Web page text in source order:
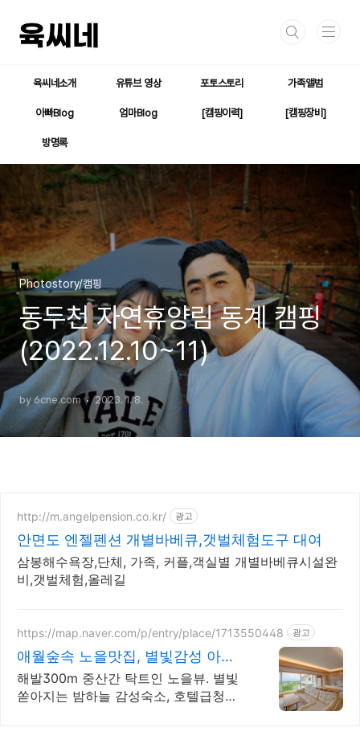
육씨네소개 유튜브 영상 포토스토리 가족앨범
아빠Blog 엄마Blog [캠핑이력] [캠핑장비]
방명록
Photostory/캠핑
동두천 자연휴양림 동계 캠핑
(2022.12.10~11)
by 6cne.com 2023. 1. 8.
http://m.angelpension.co.kr/ 광고
안면도 엔젤펜션 개별바베큐,갯벌체험도구 대여
삼봉해수욕장,단체, 가족, 커플,객실별 개별바베큐시설완
비,갯벌체험,올레길
https://map.naver.com/p/entry/place/1713550448 광고
애월숲속 노을맛집, 별빛감성 아기
용품 완벽구비, 대가족
해발300m 중산간 탁트인 노을뷰. 별빛
쏟아지는 밤하늘 감성숙소, 호텔급청결